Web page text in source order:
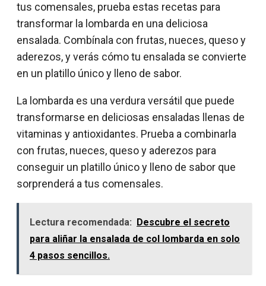
tus comensales, prueba estas recetas para
transformar la lombarda en una deliciosa
ensalada. Combínala con frutas, nueces, queso y
aderezos, y verás cómo tu ensalada se convierte
en un platillo único y lleno de sabor.
La lombarda es una verdura versátil que puede
transformarse en deliciosas ensaladas llenas de
vitaminas y antioxidantes. Prueba a combinarla
con frutas, nueces, queso y aderezos para
conseguir un platillo único y lleno de sabor que
sorprenderá a tus comensales.
Lectura recomendada:
Descubre el secreto
para aliñar la ensalada de col lombarda en solo
4 pasos sencillos.